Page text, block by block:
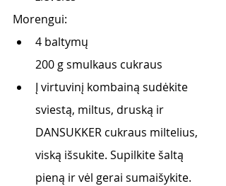
Morengui:
4 baltymų
200 g smulkaus cukraus
Į virtuvinį kombainą sudėkite
sviestą, miltus, druską ir
DANSUKKER cukraus miltelius,
viską išsukite. Supilkite šaltą
pieną ir vėl gerai sumaišykite.